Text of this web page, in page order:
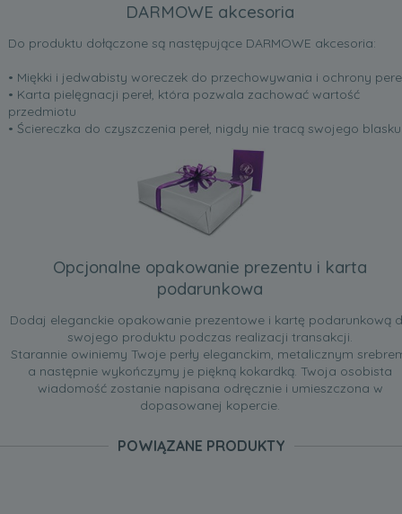
DARMOWE akcesoria
Do produktu dołączone są następujące DARMOWE akcesoria:
• Miękki i jedwabisty woreczek do przechowywania i ochrony
• Karta pielęgnacji pereł, która pozwala zachować wartość
przedmiotu
• Ściereczka do czyszczenia pereł, nigdy nie tracą swojego
Opcjonalne opakowanie prezentu i karta
podarunkowa
Dodaj eleganckie opakowanie prezentowe i kartę podarunkową
swojego produktu podczas realizacji transakcji.
Starannie owiniemy Twoje perły eleganckim, metalicznym
a następnie wykończymy je piękną kokardką. Twoja osobista
wiadomość zostanie napisana odręcznie i umieszczona w
dopasowanej kopercie.
POWIĄZANE PRODUKTY